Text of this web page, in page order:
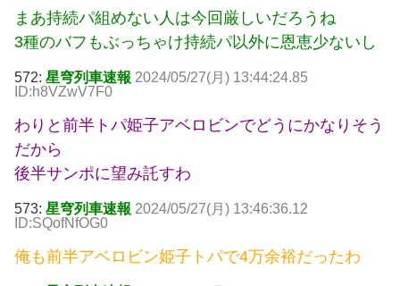
まあ持続パ組めない人は今回厳しいだろうね
3種のバフもぶっちゃけ持続パ以外に恩恵少ないし
572: 星穹列車速報 2024/05/27(月) 13:44:24.85
ID:h8VZwV7F0
わりと前半トパ姫子アベロビンでどうにかなりそう
だから
後半サンポに望み託すわ
573: 星穹列車速報 2024/05/27(月) 13:46:36.12
ID:SQofNfOG0
俺も前半アベロビン姫子トパで4万余裕だったわ